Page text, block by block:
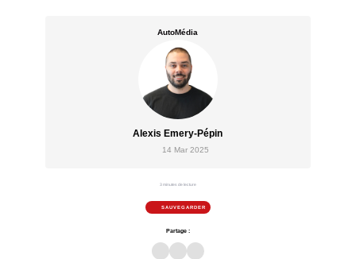
AutoMédia
Alexis Emery-Pépin
14 Mar 2025
3 minutes de lecture
SAUVEGARDER
Partage :